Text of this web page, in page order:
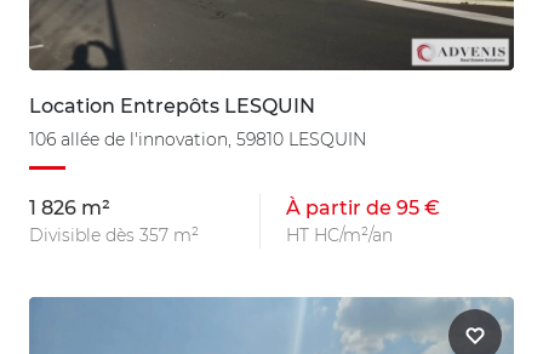
Location Entrepôts LESQUIN
106 allée de l'innovation, 59810 LESQUIN
1 826 m²
Divisible dès 357 m²
À partir de 95 €
HT HC/m²/an